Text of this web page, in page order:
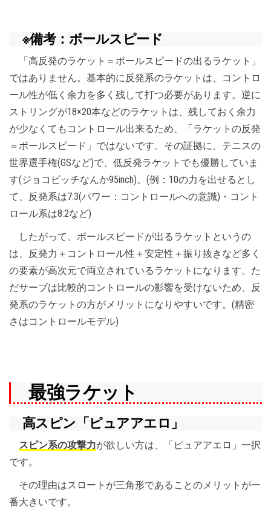
※備考：ボールスピード
「高反発のラケット＝ボールスピードの出るラケット」
ではありません。基本的に反発系のラケットは、コントロ
ール性が低く余力を多く残して打つ必要があります。逆に
ストリングが18×20本などのラケットは、残しておく余力
が少なくてもコントロール出来るため、「ラケットの反発
＝ボールスピード」ではないです。その証拠に、テニスの
世界選手権(GSなど)で、低反発ラケットでも優勝していま
す(ジョコビッチなんか95inch)。(例：10の力を出せるとし
て、反発系は7:3(パワー：コントロールへの意識)・コント
ロール系は8:2など)
したがって、ボールスピードが出るラケットというの
は、反発力＋コントロール性＋安定性＋振り抜きなど多く
の要素が高次元で両立されているラケットになります。た
だサーブは比較的コントロールの影響を受けないため、反
発系のラケットの方がメリットになりやすいです。(精密
さはコントロールモデル)
最強ラケット
高スピン「ピュアアエロ」
スピン系の攻撃力が欲しい方は、「ピュアアエロ」一択
です。
その理由はスロートが三角形であることのメリットが一
番大きいです。